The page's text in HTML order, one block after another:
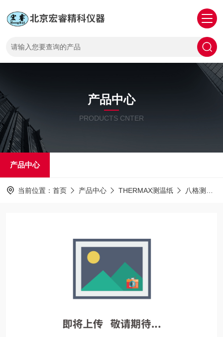
产品中心
PRODUCTS CNTER
产品中心
当前位置： 首页 产品中心 THERMAX测温纸 八格测温纸